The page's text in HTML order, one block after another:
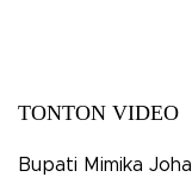
TONTON VIDEO
Bupati Mimika